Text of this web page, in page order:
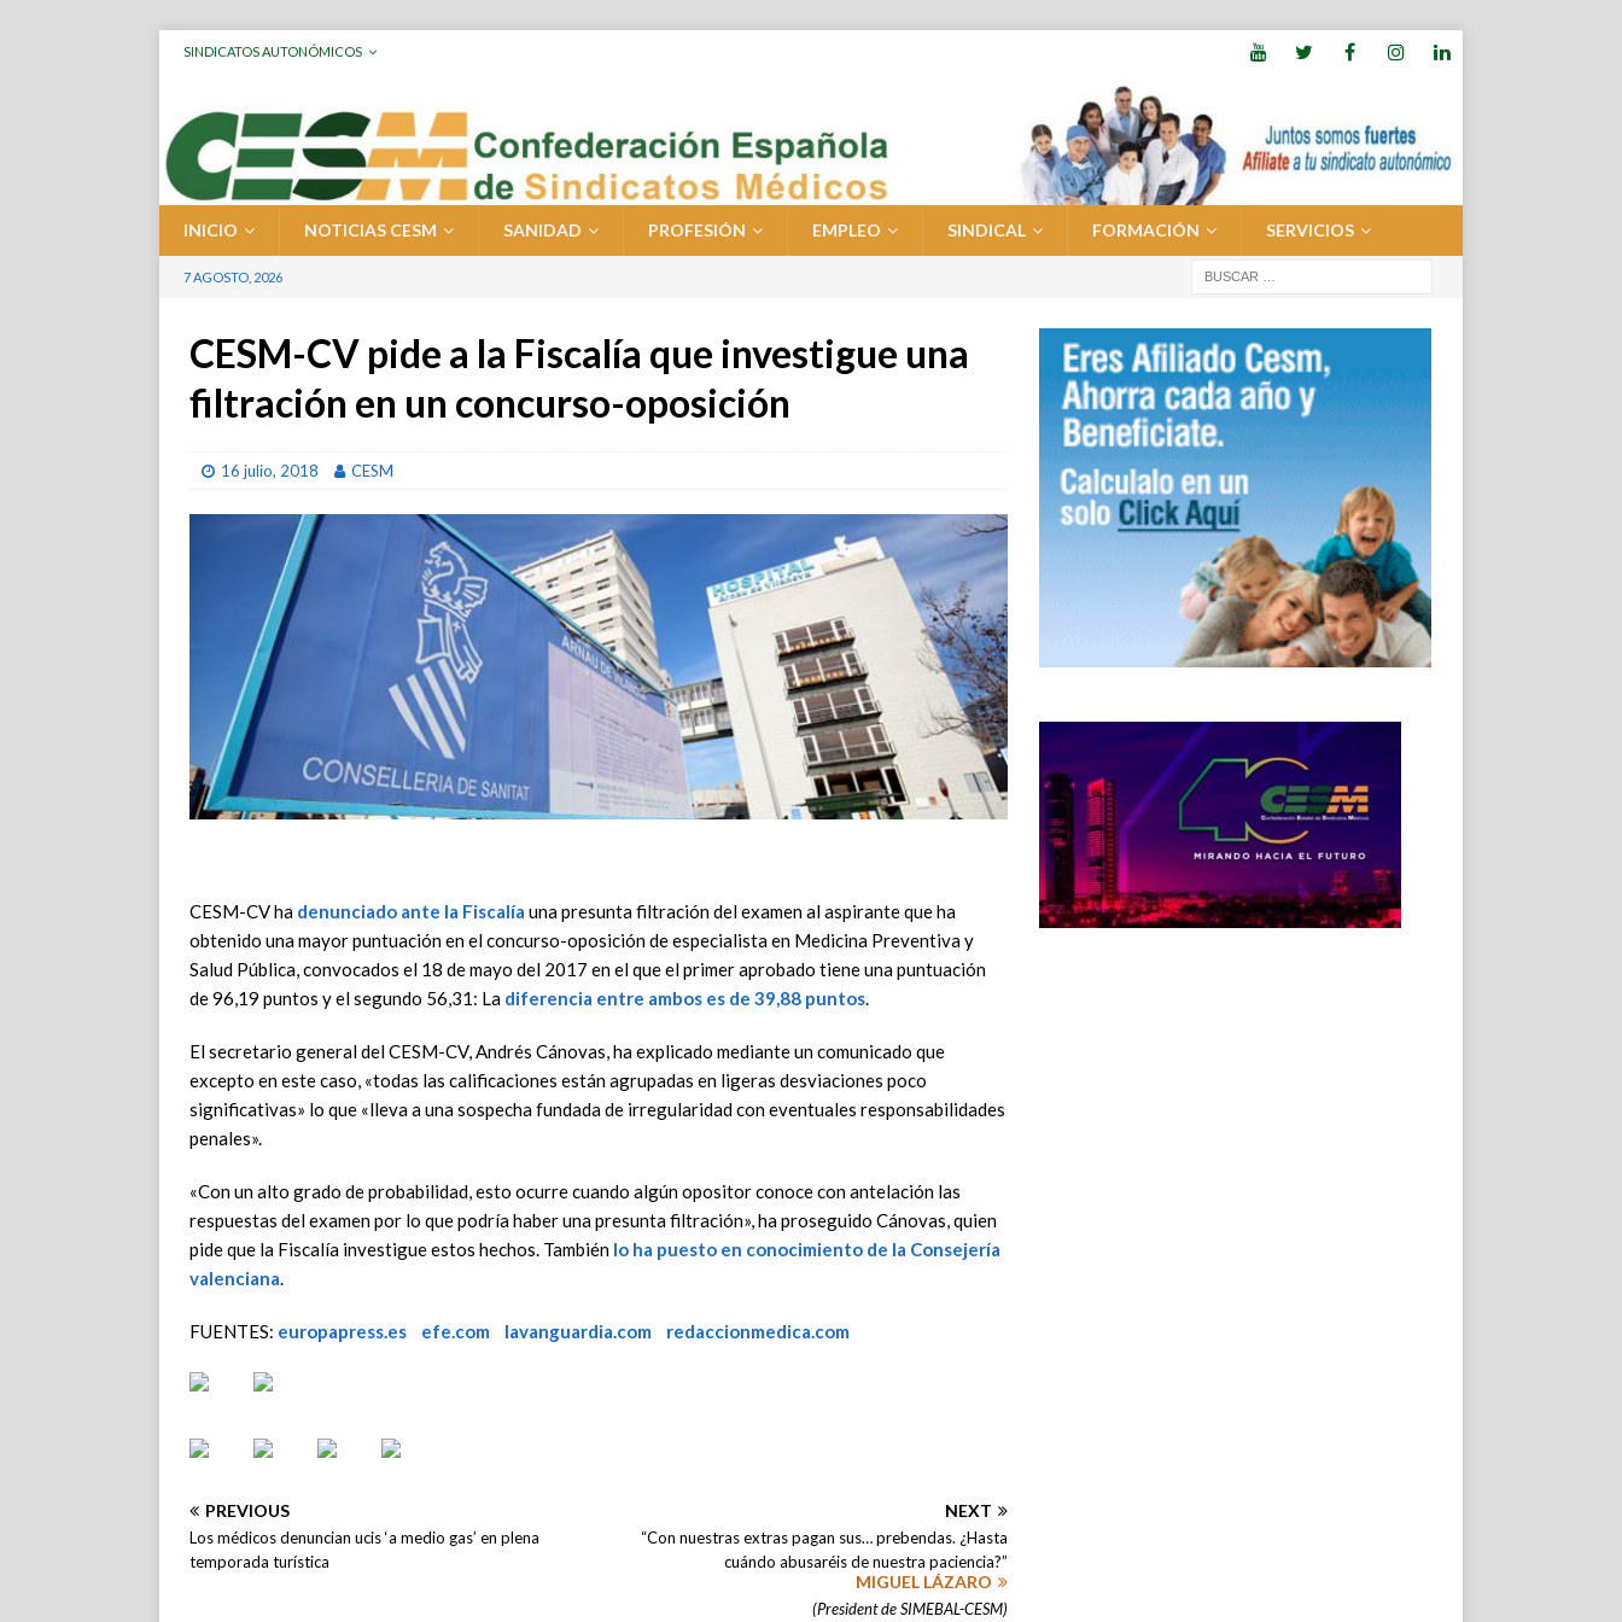
SINDICATOS AUTONÓMICOS
INICIO NOTICIAS CESM SANIDAD PROFESIÓN EMPLEO SINDICAL FORMACIÓN SERVICIOS
7 AGOSTO, 2026
CESM-CV pide a la Fiscalía que investigue una
filtración en un concurso-oposición
16 julio, 2018 CESM
CESM-CV ha denunciado ante la Fiscalía una presunta filtración del examen al aspirante que ha
obtenido una mayor puntuación en el concurso-oposición de especialista en Medicina Preventiva y
Salud Pública, convocados el 18 de mayo del 2017 en el que el primer aprobado tiene una puntuación
de 96,19 puntos y el segundo 56,31: La diferencia entre ambos es de 39,88 puntos.
El secretario general del CESM-CV, Andrés Cánovas, ha explicado mediante un comunicado que
excepto en este caso, «todas las calificaciones están agrupadas en ligeras desviaciones poco
significativas» lo que «lleva a una sospecha fundada de irregularidad con eventuales responsabilidades
penales».
«Con un alto grado de probabilidad, esto ocurre cuando algún opositor conoce con antelación las
respuestas del examen por lo que podría haber una presunta filtración», ha proseguido Cánovas, quien
pide que la Fiscalía investigue estos hechos. También lo ha puesto en conocimiento de la Consejería
valenciana.
FUENTES: europapress.es efe.com lavanguardia.com redaccionmedica.com
PREVIOUS
Los médicos denuncian ucis ‘a medio gas’ en plena
temporada turística
NEXT
“Con nuestras extras pagan sus… prebendas. ¿Hasta
cuándo abusaréis de nuestra paciencia?”
MIGUEL LÁZARO
(President de SIMEBAL-CESM)